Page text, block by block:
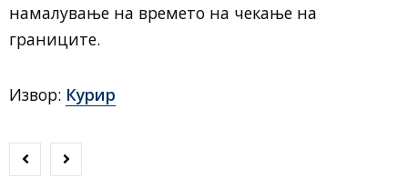
намалување на времето на чекање на
границите.
Извор: Курир